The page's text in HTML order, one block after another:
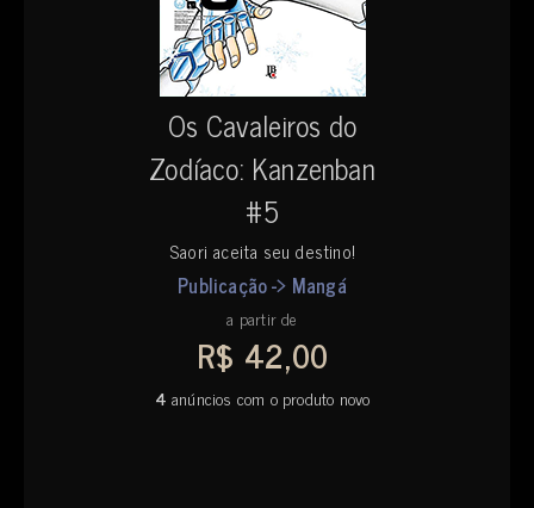
Os Cavaleiros do
Zodíaco: Kanzenban
#5
Saori aceita seu destino!
Publicação -> Mangá
a partir de
R$ 42,00
4 anúncios com o produto novo